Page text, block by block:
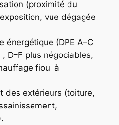
(proximité du
vue dégagée
énergétique (DPE A–C
D–F plus négociables,
fioul à
des extérieurs (toiture,